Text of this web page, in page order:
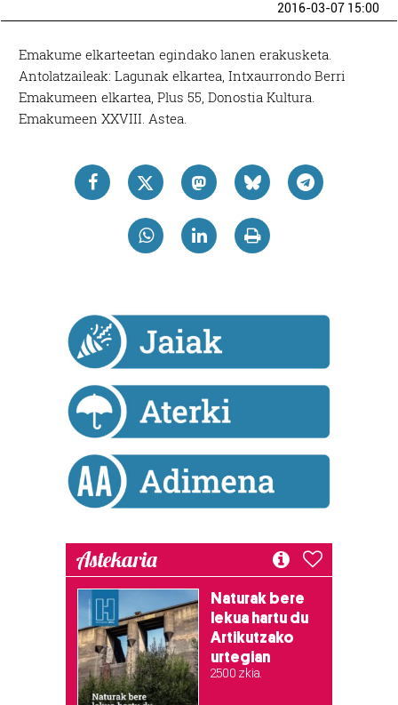
2016-03-07 15:00
Emakume elkarteetan egindako lanen erakusketa.
Antolatzaileak: Lagunak elkartea, Intxaurrondo Berri
Emakumeen elkartea, Plus 55, Donostia Kultura.
Emakumeen XXVIII. Astea.
Astekaria
Naturak bere
lekua hartu du
Artikutzako
urtegian
2.500 zkia.